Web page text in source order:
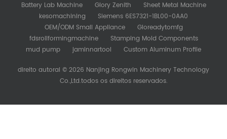
Battery Lab Machine
Glory Zenith
Sheet Metal Machine
kesomachining
Siemens 6ES7321-1BL00-0AA0
OEM/ODM Small Appliance
Gloreadytomfg
fdsrollformingmachine
Stamping Mold Components
mud pump
jaminnartool Custom Aluminum Profile
direito autoral © 2026 Nanjing Rongwin Machinery Technology
Co.,Ltd.todos os direitos reservados.